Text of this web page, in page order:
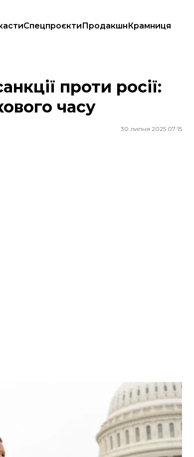
СпецпроєктиПродакшнКрамниця
часу
проти росії:
часу
30 липня 2025 07:15
прискоритись із голосуванням
володимир путін «не заслуговує